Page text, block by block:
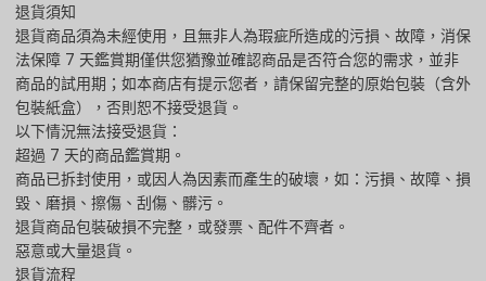
退貨須知
退貨商品須為未經使用，且無非人為瑕疵所造成的污損、故障，消保
法保障 7 天鑑賞期僅供您猶豫並確認商品是否符合您的需求，並非
商品的試用期；如本商店有提示您者，請保留完整的原始包裝（含外
包裝紙盒），否則恕不接受退貨。
以下情況無法接受退貨：
超過 7 天的商品鑑賞期。
商品已拆封使用，或因人為因素而產生的破壞，如：污損、故障、損
毀、磨損、擦傷、刮傷、髒污。
退貨商品包裝破損不完整，或發票、配件不齊者。
惡意或大量退貨。
退貨流程